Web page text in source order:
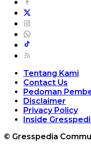
Tentang Kami
Contact Us
Pedoman
Disclaimer
Privacy Policy
Inside
© Gresspedia